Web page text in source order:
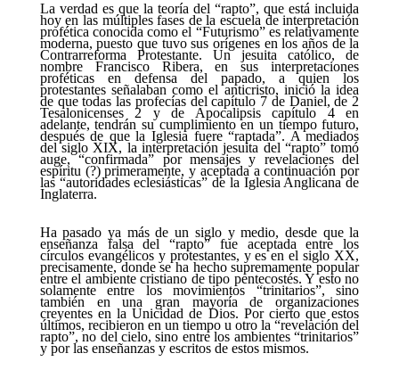
La verdad es que la teoría del “rapto”, que está incluida
hoy en las múltiples fases de la escuela de interpretación
profética conocida como el “Futurismo” es relativamente
moderna, puesto que tuvo sus orígenes en los años de la
Contrarreforma Protestante. Un jesuita católico, de
nombre Francisco Ribera, en sus interpretaciones
proféticas en defensa del papado, a quien los
protestantes señalaban como el anticristo, inició la idea
de que todas las profecías del capítulo 7 de Daniel, de 2
Tesalonicenses 2 y de Apocalipsis capítulo 4 en
adelante, tendrán su cumplimiento en un tiempo futuro,
después de que la Iglesia fuere “raptada”. A mediados
del siglo XIX, la interpretación jesuita del “rapto” tomó
auge, “confirmada” por mensajes y revelaciones del
espíritu (?) primeramente, y aceptada a continuación por
las “autoridades eclesiásticas” de la Iglesia Anglicana de
Inglaterra.
Ha pasado ya más de un siglo y medio, desde que la
enseñanza falsa del “rapto” fue aceptada entre los
círculos evangélicos y protestantes, y es en el siglo XX,
precisamente, donde se ha hecho supremamente popular
entre el ambiente cristiano de tipo pentecostés. Y esto no
solamente entre los movimientos “trinitarios”, sino
también en una gran mayoría de organizaciones
creyentes en la Unicidad de Dios. Por cierto que estos
últimos, recibieron en un tiempo u otro la “revelación del
rapto”, no del cielo, sino entre los ambientes “trinitarios”
y por las enseñanzas y escritos de estos mismos.